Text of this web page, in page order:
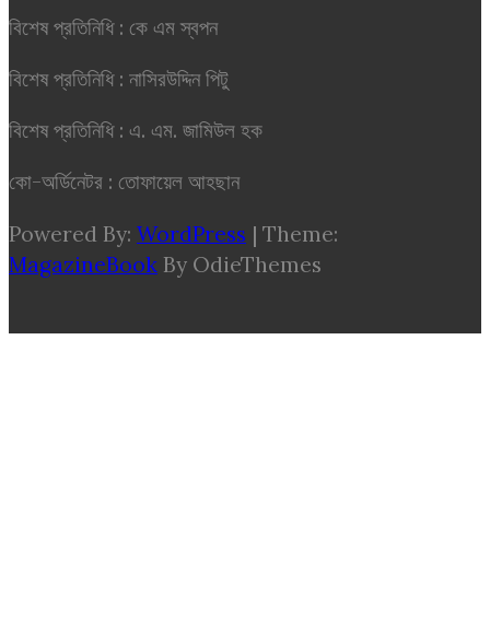
বিশেষ প্রতিনিধি : কে এম স্বপন
বিশেষ প্রতিনিধি : নাসিরউদ্দিন পিটু
বিশেষ প্রতিনিধি : এ. এম. জামিউল হক
কো-অর্ডিনেটর : তোফায়েল আহছান
Powered By: WordPress | Theme:
MagazineBook By OdieThemes